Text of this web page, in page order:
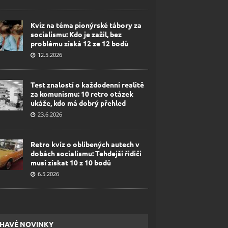
Kvíz na téma pionýrské tábory za
socialismu: Kdo je zažil, bez
problému získá 12 ze 12 bodů
12.5.2026
Test znalostí o každodenní realitě
za komunismu: 10 retro otázek
ukáže, kdo má dobrý přehled
23.6.2026
Retro kvíz o oblíbených autech v
dobách socialismu: Tehdejší řidiči
musí získat 10 z 10 bodů
6.5.2026
NOVINKY